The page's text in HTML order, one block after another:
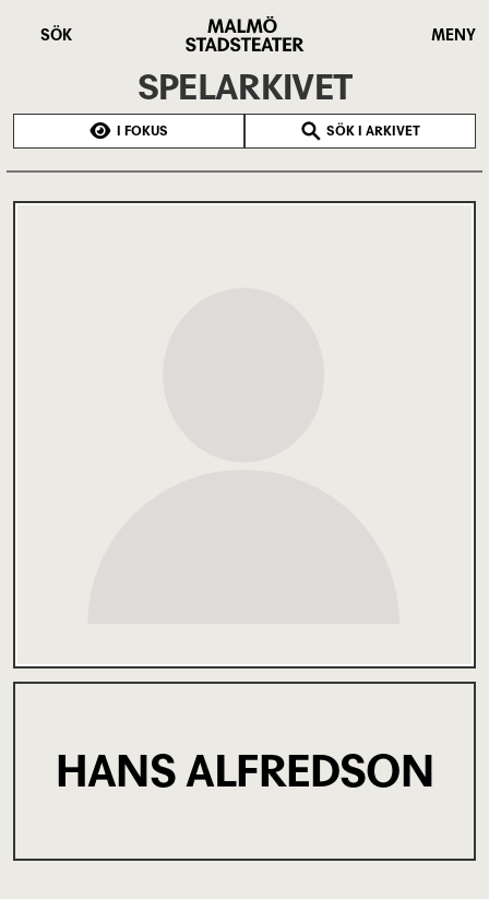
SÖK
Stadsteater
MENY
SPELARKIVET
I FOKUS SÖK I ARKIVET
HANS ALFREDSON